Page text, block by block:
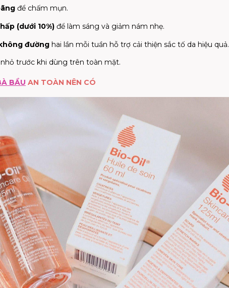
để chấm mụn.
(dưới 10%) để làm sáng và giảm nám nhẹ.
đường hai lần mỗi tuần hỗ trợ cải thiện sắc tố da hiệu quả.
trước khi dùng trên toàn mặt.
BẦU AN TOÀN NÊN CÓ